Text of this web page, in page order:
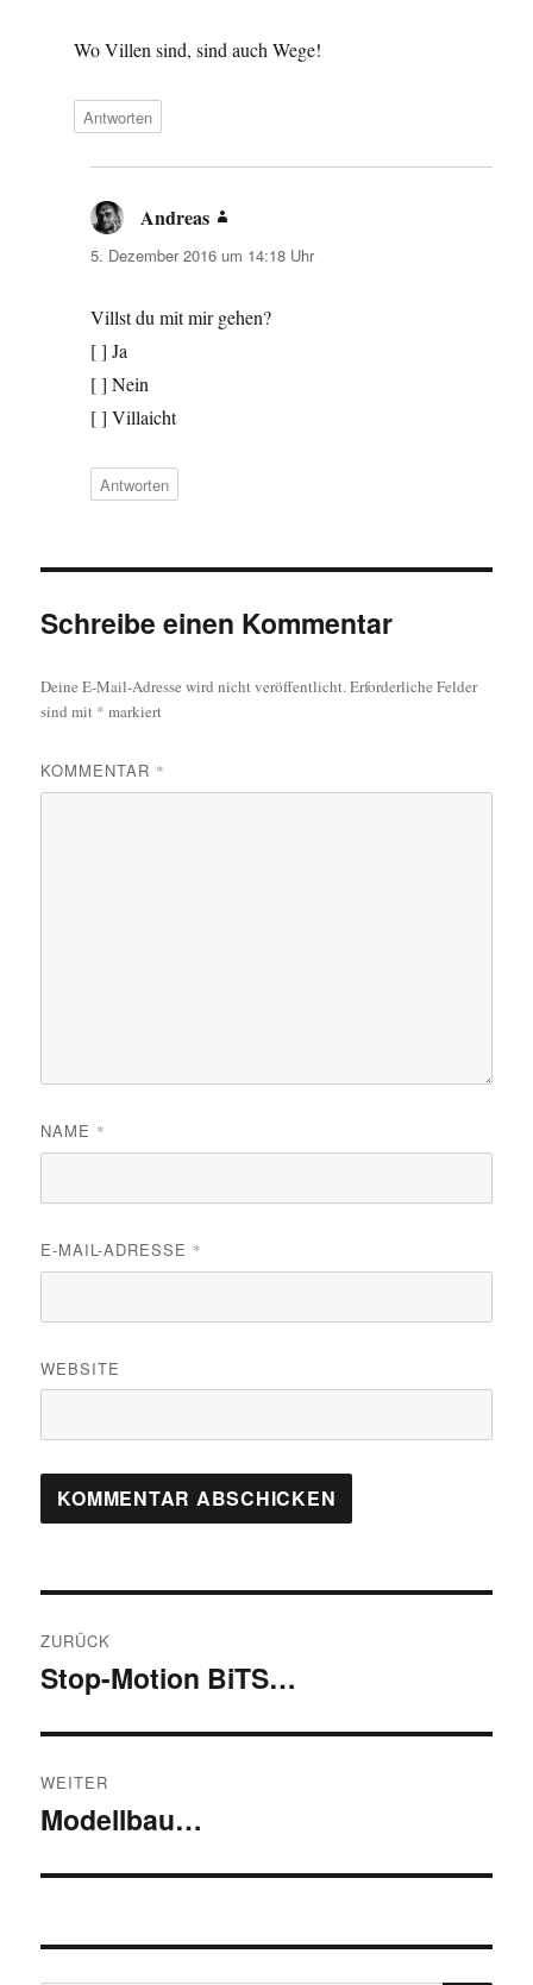
Wo Villen sind, sind auch Wege!
Antworten
Andreas
5. Dezember 2016 um 14:18 Uhr
Villst du mit mir gehen?
[ ] Ja
[ ] Nein
[ ] Villaicht
Antworten
Schreibe einen Kommentar
Deine E-Mail-Adresse wird nicht veröffentlicht. Erforderliche Felder
sind mit * markiert
KOMMENTAR *
NAME *
E-MAIL-ADRESSE *
WEBSITE
ZURÜCK
Vorheriger
Stop-Motion BiTS…
WEITER
Nächster
Modellbau…